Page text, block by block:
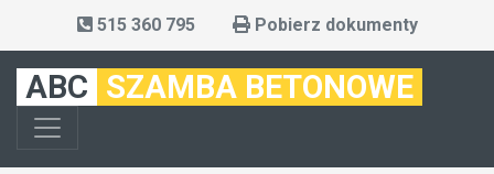
515 360 795 Pobierz dokumenty
ABC SZAMBA BETONOWE